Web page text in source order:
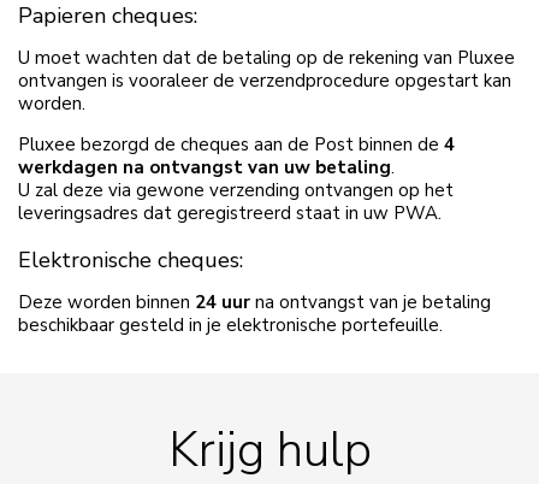
Papieren cheques:
U moet wachten dat de betaling op de rekening van Pluxee
ontvangen is vooraleer de verzendprocedure opgestart kan
worden.
Pluxee bezorgd de cheques aan de Post binnen de 4
werkdagen na ontvangst van uw betaling.
U zal deze via gewone verzending ontvangen op het
leveringsadres dat geregistreerd staat in uw PWA.
Elektronische cheques:
Deze worden binnen 24 uur na ontvangst van je betaling
beschikbaar gesteld in je elektronische portefeuille.
Krijg hulp